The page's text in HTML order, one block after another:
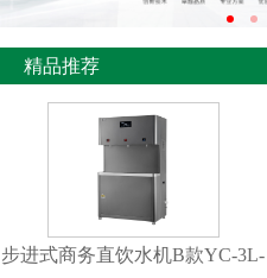
精品推荐
步进式商务直饮水机B款YC-3L-